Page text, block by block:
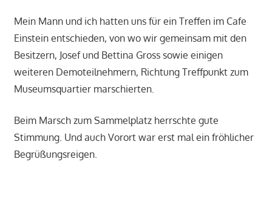
Mein Mann und ich hatten uns für ein Treffen im Cafe
Einstein entschieden, von wo wir gemeinsam mit den
Besitzern, Josef und Bettina Gross sowie einigen
weiteren Demoteilnehmern, Richtung Treffpunkt zum
Museumsquartier marschierten.
Beim Marsch zum Sammelplatz herrschte gute
Stimmung. Und auch Vorort war erst mal ein fröhlicher
Begrüßungsreigen.